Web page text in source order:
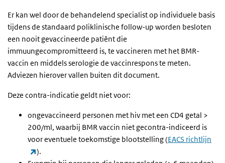
Er kan wel door de behandelend specialist op individuele basis
tijdens de standaard poliklinische follow-up worden besloten
een nooit gevaccineerde patiënt die
immuungecompromitteerd is, te vaccineren met het BMR-
vaccin en middels serologie de vaccinrespons te meten.
Adviezen hierover vallen buiten dit document.
Deze contra-indicatie geldt niet voor:
ongevaccineerd personen met hiv met een CD4 getal >
200/ml, waarbij BMR vaccin niet gecontra-indiceerd is
voor eventuele toekomstige blootstelling (EACS richtlijn
(externe link)
).